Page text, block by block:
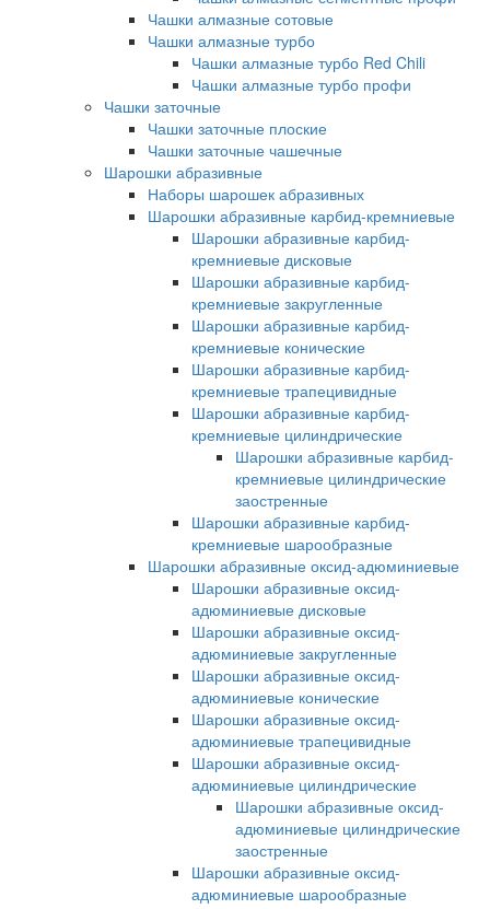
Чашки алмазные сотовые
Чашки алмазные турбо
Чашки алмазные турбо Red Chili
Чашки алмазные турбо профи
Чашки заточные
Чашки заточные плоские
Чашки заточные чашечные
Шарошки абразивные
Наборы шарошек абразивных
Шарошки абразивные карбид-кремниевые
Шарошки абразивные карбид-
кремниевые дисковые
Шарошки абразивные карбид-
кремниевые закругленные
Шарошки абразивные карбид-
кремниевые конические
Шарошки абразивные карбид-
кремниевые трапецивидные
Шарошки абразивные карбид-
кремниевые цилиндрические
Шарошки абразивные карбид-
кремниевые цилиндрические
заостренные
Шарошки абразивные карбид-
кремниевые шарообразные
Шарошки абразивные оксид-адюминиевые
Шарошки абразивные оксид-
адюминиевые дисковые
Шарошки абразивные оксид-
адюминиевые закругленные
Шарошки абразивные оксид-
адюминиевые конические
Шарошки абразивные оксид-
адюминиевые трапецивидные
Шарошки абразивные оксид-
адюминиевые цилиндрические
Шарошки абразивные оксид-
адюминиевые цилиндрические
заостренные
Шарошки абразивные оксид-
адюминиевые шарообразные